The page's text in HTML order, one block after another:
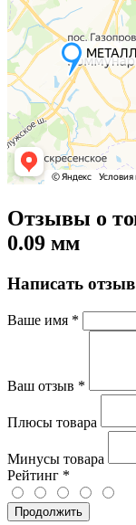
Отзывы о
0.09 мм
Написать отзыв
Ваше имя *
Ваш отзыв *
Плюсы товара
Минусы товара
Рейтинг *
Продолжить